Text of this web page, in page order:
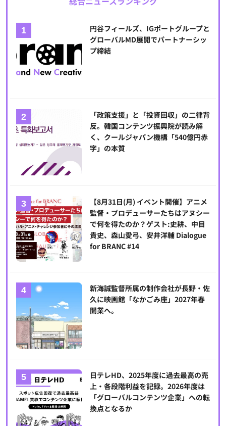
円谷フィールズ、IGポートグループと
グローバルMD展開でパートナーシッ
プ締結
「政策支援」と「投資回収」の二律背
反。韓国コンテンツ振興院が読み解
く、クールジャパン機構「540億円赤
字」の本質
【8月31日(月) イベント開催】アニメ
監督・プロデューサーたちはアヌシー
で何を得たのか？ゲスト:史耕、中目
貴史、森山愛弓、安井洋輔 Dialogue
for BRANC #14
新海誠監督所属の制作会社が長野・佐
久に映画館「なかごみ座」2027年春
開業へ。
日テレHD、2025年度に過去最高の売
上・各段階利益を記録。2026年度は
「グローバルコンテンツ企業」への転
換点となるか